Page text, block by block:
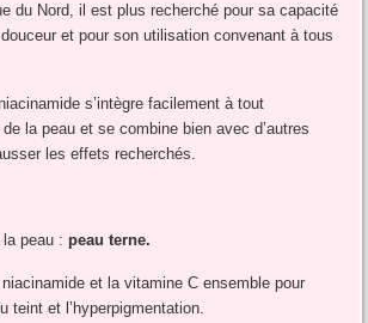
du Nord, il est plus recherché pour sa capacité
et pour son utilisation convenant à tous
s’intègre facilement à tout
la peau et se combine bien avec d’autres
les effets recherchés.
la peau :peau terne.
et la vitamine C ensemble pour
teint et l’hyperpigmentation.